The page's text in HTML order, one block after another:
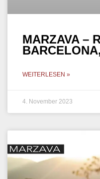
MARZAVA –
WEITERLESEN »
4. November 2023